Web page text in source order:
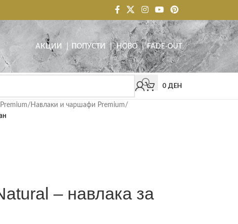
АКЦИИ | ПОПУСТИ |НОВО|FADE-OUT
0 ДЕН
/ Навлаки и чаршафи Premium/
– навлака за